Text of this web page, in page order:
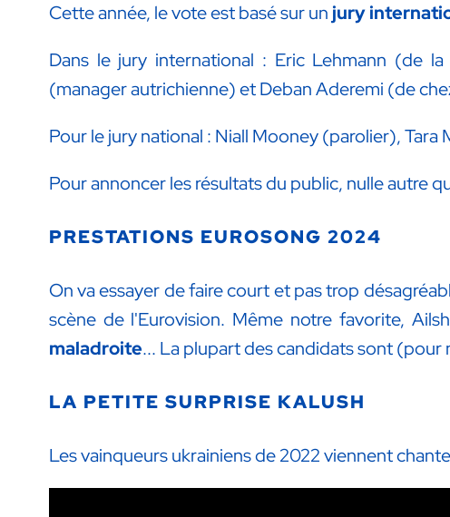
Cette année, le vote est basé sur un jury
Dans le jury international : Eric Lehmann (de
(manager autrichienne) et Deban Aderemi (de
Pour le jury national : Niall Mooney (parolier),
Pour annoncer les résultats du public, nulle autre
PRESTATIONS EUROSONG 2024
On va essayer de faire court et pas trop
scène de l'Eurovision. Même notre favorite,
maladroite... La plupart des candidats sont (pour
LA PETITE SURPRISE KALUSH
Les vainqueurs ukrainiens de 2022 viennent